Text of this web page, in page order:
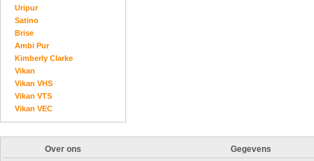
Uripur
Satino
Brise
Ambi Pur
Kimberly Clarke
Vikan
Vikan VHS
Vikan VTS
Vikan VEC
Over ons Gegevens